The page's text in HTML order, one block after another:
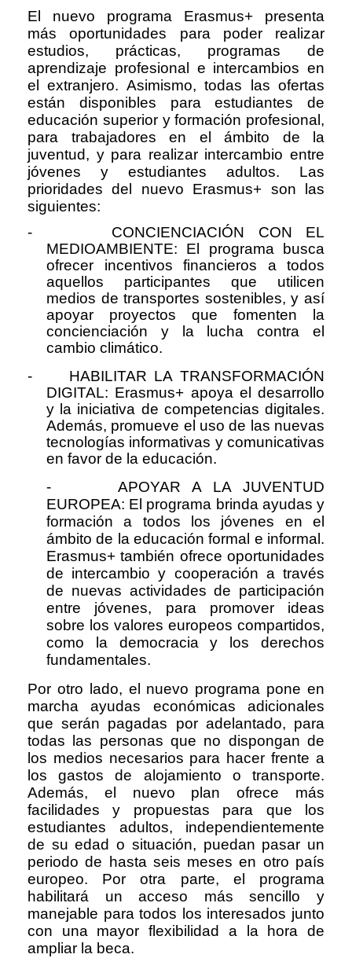
El nuevo programa Erasmus+ presenta
más oportunidades para poder realizar
estudios, prácticas, programas de
aprendizaje profesional e intercambios en
el extranjero. Asimismo, todas las ofertas
están disponibles para estudiantes de
educación superior y formación profesional,
para trabajadores en el ámbito de la
juventud, y para realizar intercambio entre
jóvenes y estudiantes adultos. Las
prioridades del nuevo Erasmus+ son las
siguientes:
-
CONCIENCIACIÓN CON EL
MEDIOAMBIENTE: El programa busca
ofrecer incentivos financieros a todos
aquellos participantes que utilicen
medios de transportes sostenibles, y así
apoyar proyectos que fomenten la
concienciación y la lucha contra el
cambio climático.
-
HABILITAR LA TRANSFORMACIÓN
DIGITAL: Erasmus+ apoya el desarrollo
y la iniciativa de competencias digitales.
Además, promueve el uso de las nuevas
tecnologías informativas y comunicativas
en favor de la educación.
-
APOYAR A LA JUVENTUD
EUROPEA: El programa brinda ayudas y
formación a todos los jóvenes en el
ámbito de la educación formal e informal.
Erasmus+ también ofrece oportunidades
de intercambio y cooperación a través
de nuevas actividades de participación
entre jóvenes, para promover ideas
sobre los valores europeos compartidos,
como la democracia y los derechos
fundamentales.
Por otro lado, el nuevo programa pone en
marcha ayudas económicas adicionales
que serán pagadas por adelantado, para
todas las personas que no dispongan de
los medios necesarios para hacer frente a
los gastos de alojamiento o transporte.
Además, el nuevo plan ofrece más
facilidades y propuestas para que los
estudiantes adultos, independientemente
de su edad o situación, puedan pasar un
periodo de hasta seis meses en otro país
europeo. Por otra parte, el programa
habilitará un acceso más sencillo y
manejable para todos los interesados junto
con una mayor flexibilidad a la hora de
ampliar la beca.